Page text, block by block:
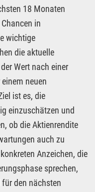
18 Monaten
in
wichtige
die aktuelle
Wert nach einer
neuen
ist es, die
einzuschätzen und
ob die Aktienrendite
auch zu
Anzeichen, die
sprechen,
den nächsten